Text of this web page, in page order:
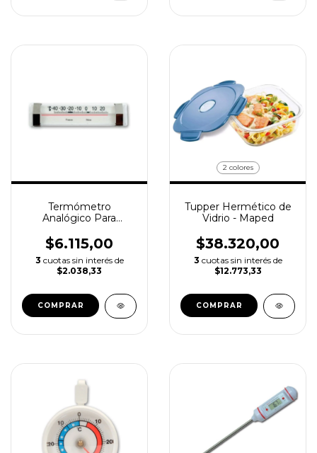
Termómetro
Analógico Para
-40°c + 20°c
$6.115,00
3 cuotas sin interés de
$2.038,33
2 colores
Tupper Hermético de
Vidrio - Maped
$38.320,00
3 cuotas sin interés de
$12.773,33
COMPRAR